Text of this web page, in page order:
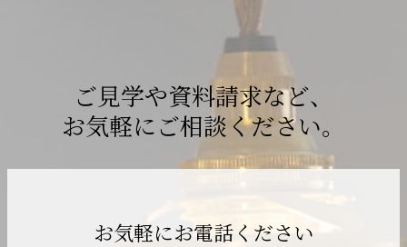
ご見学や資料請求など、
お気軽にご相談ください。
お気軽にお電話ください